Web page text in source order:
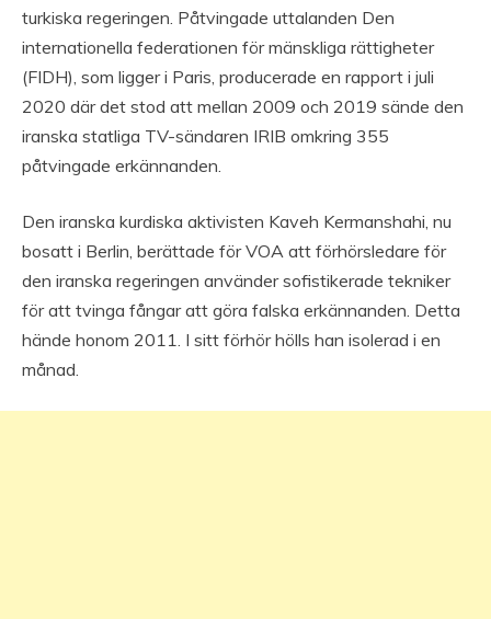
turkiska regeringen. Påtvingade uttalanden Den
internationella federationen för mänskliga rättigheter
(FIDH), som ligger i Paris, producerade en rapport i juli
2020 där det stod att mellan 2009 och 2019 sände den
iranska statliga TV-sändaren IRIB omkring 355
påtvingade erkännanden.
Den iranska kurdiska aktivisten Kaveh Kermanshahi, nu
bosatt i Berlin, berättade för VOA att förhörsledare för
den iranska regeringen använder sofistikerade tekniker
för att tvinga fångar att göra falska erkännanden. Detta
hände honom 2011. I sitt förhör hölls han isolerad i en
månad.